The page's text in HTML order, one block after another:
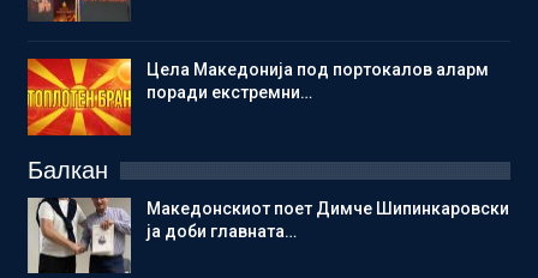
Цела Македонија под портокалов аларм
поради екстремни…
Балкан
Македонскиот поет Димче Шипинкаровски
ја доби главната…